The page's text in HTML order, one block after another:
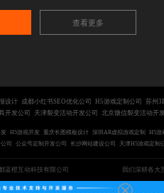
查看更多
设计 成都小红书SEO优化公司 H5游戏定制公司
苏州
开发公司
天津裂变活动开发公司 北京微信裂变活动开
H5游戏开发 重庆长图模板设计 深圳AR虚拟游戏定制 H5游
司
公众号定制开发公司 长沙网站建设公司 天津H5游戏定制
蓝橙互动科技有限公司 我们深耕各大